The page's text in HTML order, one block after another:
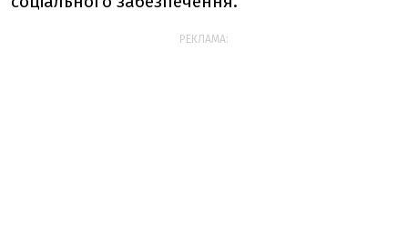
РЕКЛАМА: